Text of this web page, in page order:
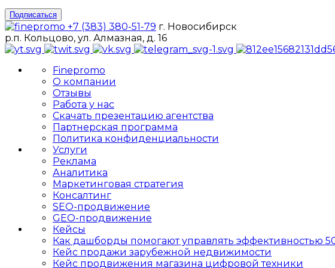
Подписаться
+7 (383) 380-51-79 г. Новосибирск
р.п. Кольцово, ул. Алмазная, д. 16
Finepromo
О компании
Отзывы
Работа у нас
Скачать презентацию агентства
Партнерская программа
Политика конфиденциальности
Услуги
Реклама
Аналитика
Маркетинговая стратегия
Консалтинг
SEO-продвижение
GEO-продвижение
Кейсы
Как дашборды помогают управлять эффективностью
Кейс продажи зарубежной недвижимости
Кейс продвижения магазина цифровой техники